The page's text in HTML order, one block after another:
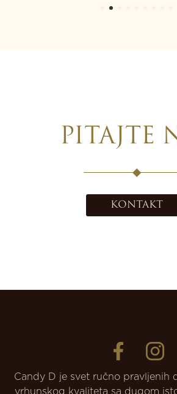
PITAJTE
KONTAKT
Candy D je svet ručno pravljenih
vrhunskog kvaliteta sa dugom